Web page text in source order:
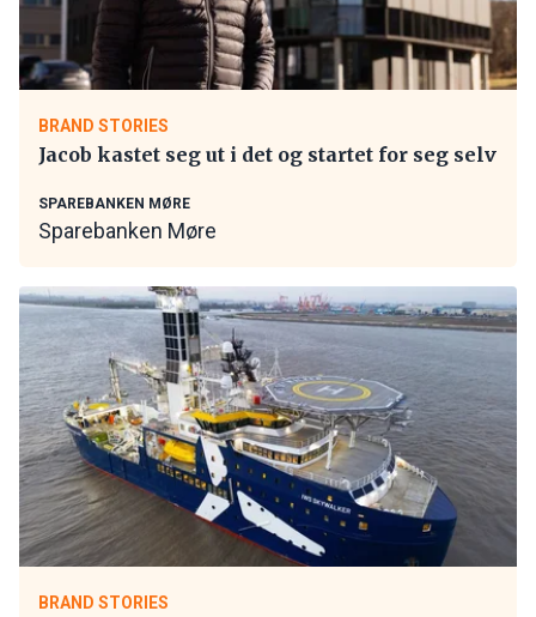
BRAND STORIES
Jacob kastet seg ut i det og startet for seg selv
SPAREBANKEN MØRE
Sparebanken Møre
BRAND STORIES